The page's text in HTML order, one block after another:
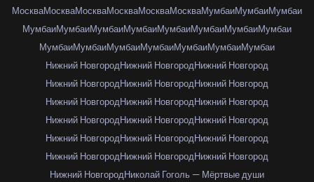
МоскваМоскваМоскваМоскваМоскваМоскваМумбаиМумбаиМумбаи
МумбаиМумбаиМумбаиМумбаиМумбаиМумбаиМумбаиМумбаи
МумбаиМумбаиМумбаиМумбаиМумбаиМумбаиМумбаи
Нижний НовгородНижний НовгородНижний Новгород
Нижний НовгородНижний НовгородНижний Новгород
Нижний НовгородНижний НовгородНижний Новгород
Нижний НовгородНижний НовгородНижний Новгород
Нижний НовгородНижний НовгородНижний Новгород
Нижний НовгородНижний НовгородНижний Новгород
Нижний НовгородНиколай Гоголь — Мёртвые души